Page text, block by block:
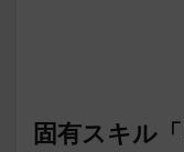
固有スキル